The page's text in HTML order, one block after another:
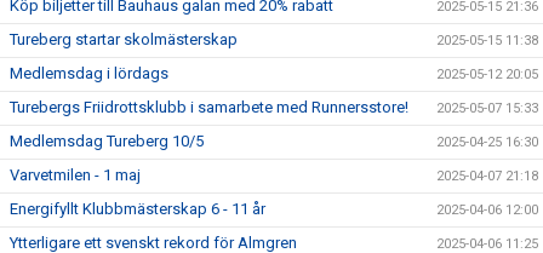
Köp biljetter till Bauhaus galan med 20% rabatt 2025-05-15 21:36
Tureberg startar skolmästerskap 2025-05-15 11:38
Medlemsdag i lördags 2025-05-12 20:05
Turebergs Friidrottsklubb i samarbete med Runnersstore! 2025-05-07 15:33
Medlemsdag Tureberg 10/5 2025-04-25 16:30
Varvetmilen - 1 maj 2025-04-07 21:18
Energifyllt Klubbmästerskap 6 - 11 år 2025-04-06 12:00
Ytterligare ett svenskt rekord för Almgren 2025-04-06 11:25